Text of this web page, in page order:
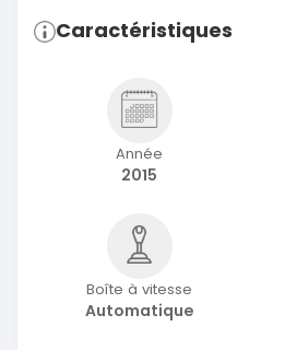
Caractéristiques
Année
2015
Boîte à vitesse
Automatique